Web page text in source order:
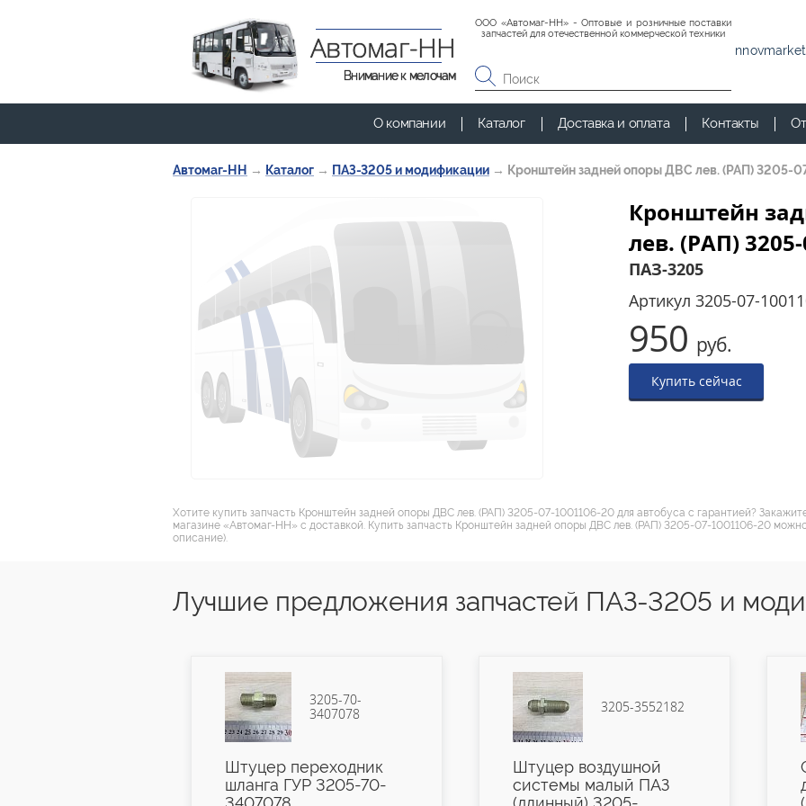
Автомаг-НН → Каталог → ПАЗ-3205 и модификации → Кронштейн задней опоры ДВС лев. (РАП) 3205-
Кронштейн
лев. (РАП)
ПАЗ-3205
Артикул 3205-07-
950 руб.
Купить сейчас
Хотите купить запчасть Кронштейн задней опоры ДВС лев. (РАП) 3205-07-1001106-20 для автобуса с гарантией?
магазине «Автомаг-НН» с доставкой. Купить запчасть Кронштейн задней опоры ДВС лев. (РАП) 3205-07-1001106-20
описание).
Лучшие предложения запчастей ПАЗ-3205 и
3205-70-
3407078
Штуцер переходник
шланга ГУР 3205-70-
3205-3552182
Штуцер воздушной
системы малый ПАЗ
Автомаг-НН
Внимание к мелочам
ООО «Автомаг-НН» - Оптовые и розничные поставки
запчастей для отечественной коммерческой техники
nnovmarket
О компании Каталог Доставка и оплата Контакты